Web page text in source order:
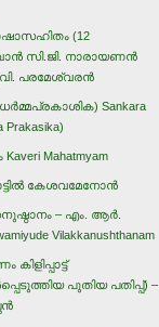
(12
സി.ജി. നാരായണന്‍
പരമേശ്വരന്‍
Sankara
Prakasika)
Mahatmyam
കേശവമേനോന്‍
– എം. ആര്‍.
Vilakkanushthanam
പുതിയ പതിപ്പ്) –